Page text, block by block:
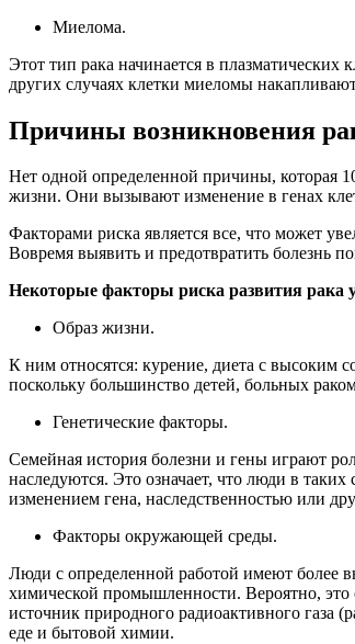
Миелома.
Этот тип рака начинается в плазматических
других случаях клетки миеломы
Причины возникновения
Нет одной определенной причины, которая
жизни. Они вызывают изменение в генах
Факторами риска является все, что может
Вовремя выявить и предотвратить болезнь
Некоторые факторы риска развития рака
Образ жизни.
К ним относятся: курение, диета с высоким
поскольку большинство детей, больных
Генетические факторы.
Семейная история болезни и гены играют
наследуются. Это означает, что люди в
изменением гена, наследственностью или
Факторы окружающей среды.
Люди с определенной работой имеют более
химической промышленности. Вероятно, это
источник природного радиоактивного газа
еде и бытовой химии.